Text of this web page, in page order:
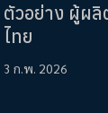
ตัวอย่าง ผู้ผ
ไทย
3 ก.พ. 2026